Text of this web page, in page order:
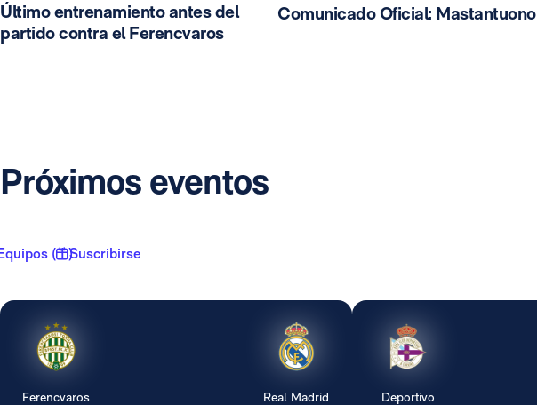
Último entrenamiento antes del
partido contra el Ferencvaros
Comunicado Oficial: Mastantuono
Próximos eventos
( 1 )Suscribirse
Ferencvaros Real Madrid Deportivo